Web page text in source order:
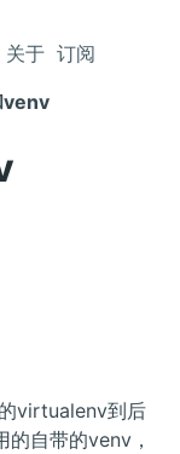
关于 订阅
venv
virtualenv到后
自带的venv，